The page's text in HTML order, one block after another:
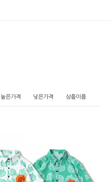
높은가격 낮은가격 상품이름